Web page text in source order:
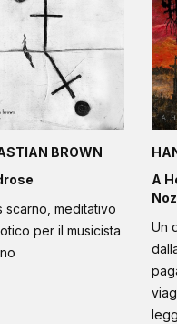
BROWN
scarno, meditativo
per il musicista
A
Noz
Un